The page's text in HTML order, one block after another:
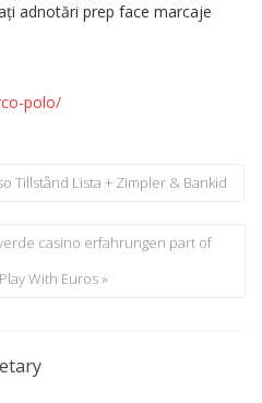
adnotări prep face marcaje
polo/
Tillstånd Lista + Zimpler & Bankid
casino erfahrungen part of
With Euros »